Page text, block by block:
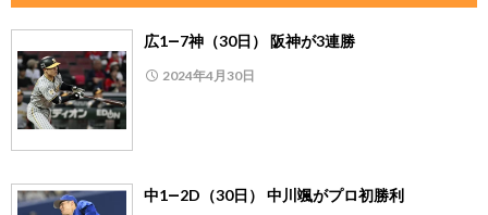
広1―7神（30日） 阪神が3連勝
2024年4月30日
中1―2D（30日） 中川颯がプロ初勝利